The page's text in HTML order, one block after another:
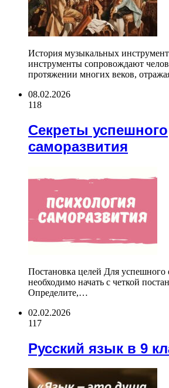
История музыкальных
инструменты сопровождают
протяжении многих веков,
08.02.2026
118
Секреты успешного
саморазвития
Постановка целей Для успешного
необходимо начать с четкой
Определите,…
02.02.2026
117
Русский язык в 9